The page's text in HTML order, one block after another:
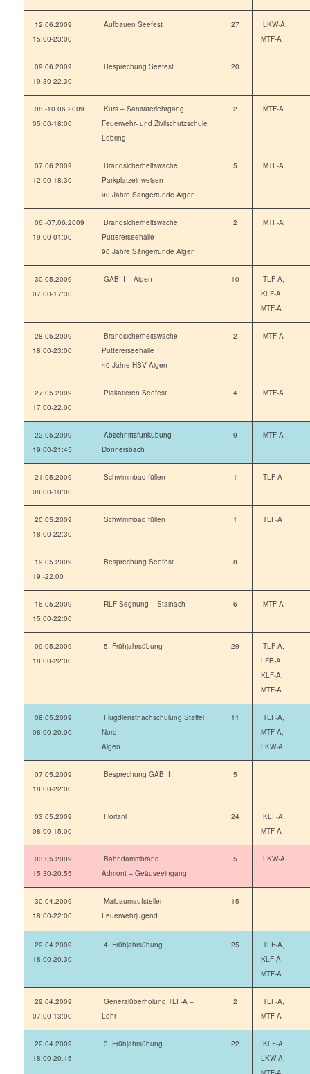
12.06.2009
15:00-23:00
Aufbauen Seefest 27
LKW-A,
MTF-A
09.06.2009
19:30-22:30
Besprechung Seefest 20
08.-10.06.2009
05:00-18:00
Kurs – Sanitäterlehrgang
Feuerwehr- und Zivilschutzschule
Lebring
2 MTF-A
07.06.2009
12:00-18:30
Brandsicherheitswache,
Parkplatzeinweisen
90 Jahre Sängerrunde Aigen
5 MTF-A
06.-07.06.2009
19:00-01:00
Brandsicherheitswache
Puttererseehalle
90 Jahre Sängerrunde Aigen
2 MTF-A
30.05.2009
07:00-17:30
GAB II – Aigen 10
TLF-A,
KLF-A,
MTF-A
28.05.2009
18:00-23:00
Brandsicherheitswache
Puttererseehalle
40 Jahre HSV Aigen
2 MTF-A
27.05.2009
17:00-22:00
Plakatieren Seefest 4 MTF-A
22.05.2009
19:00-21:45
Abschnittsfunkübung –
Donnersbach
9 MTF-A
21.05.2009
08:00-10:00
Schwimmbad füllen 1 TLF-A
20.05.2009
18:00-22:30
Schwimmbad füllen 1 TLF-A
19.05.2009
19:-22:00
Besprechung Seefest 8
16.05.2009
15:00-22:00
RLF Segnung – Stainach 6 MTF-A
09.05.2009
18:00-22:00
5. Frühjahrsübung 29
TLF-A,
LFB-A,
KLF-A,
MTF-A
08.05.2009
08:00-20:00
Flugdienstnachschulung Staffel
Nord
Aigen
11
TLF-A,
MTF-A,
LKW-A
07.05.2009
18:00-22:00
Besprechung GAB II 5
03.05.2009
08:00-15:00
Floriani 24
KLF-A,
MTF-A
03.05.2009
15:30-20:55
Bahndammbrand
Admont – Geäuseeingang
5 LKW-A
30.04.2009
18:00-22:00
Maibaumaufstellen-
Feuerwehrjugend
15
29.04.2009
18:00-20:30
4. Frühjahrsübung 25
TLF-A,
KLF-A,
MTF-A
29.04.2009
07:00-13:00
Generalüberholung TLF-A –
Lohr
2
TLF-A,
MTF-A
22.04.2009
18:00-20:15
3. Frühjahrsübung 22
KLF-A,
LKW-A,